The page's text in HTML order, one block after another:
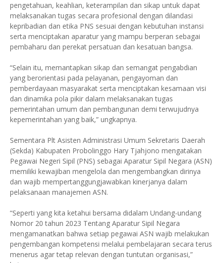
pengetahuan, keahlian, keterampilan dan sikap untuk dapat
melaksanakan tugas secara profesional dengan dilandasi
kepribadian dan etika PNS sesuai dengan kebutuhan instansi
serta menciptakan aparatur yang mampu berperan sebagai
pembaharu dan perekat persatuan dan kesatuan bangsa.
“Selain itu, memantapkan sikap dan semangat pengabdian
yang berorientasi pada pelayanan, pengayoman dan
pemberdayaan masyarakat serta menciptakan kesamaan visi
dan dinamika pola pikir dalam melaksanakan tugas
pemerintahan umum dan pembangunan demi terwujudnya
kepemerintahan yang baik,” ungkapnya.
Sementara Plt Asisten Administrasi Umum Sekretaris Daerah
(Sekda) Kabupaten Probolinggo Hary Tjahjono mengatakan
Pegawai Negeri Sipil (PNS) sebagai Aparatur Sipil Negara (ASN)
memiliki kewajiban mengelola dan mengembangkan dirinya
dan wajib mempertanggungjawabkan kinerjanya dalam
pelaksanaan manajemen ASN.
“Seperti yang kita ketahui bersama didalam Undang-undang
Nomor 20 tahun 2023 Tentang Aparatur Sipil Negara
mengamanatkan bahwa setiap pegawai ASN wajib melakukan
pengembangan kompetensi melalui pembelajaran secara terus
menerus agar tetap relevan dengan tuntutan organisasi,”